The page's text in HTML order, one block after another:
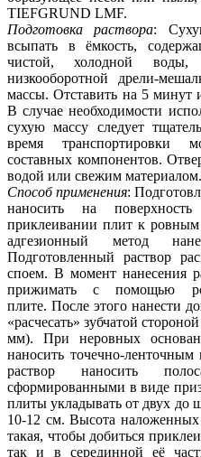
TIEFGRUND LMF.
Подготовка раствора:
всыпать в ёмкость,
чистой, холодной
низкооборотной дрели-
массы. Отставить на 5 минут
В случае необходимости
сухую массу следует
время транспортировки
составных компонентов.
водой или свежим материалом.
Способ применения:
наносить на
приклеивании плит к
адгезионный метод
Подготовленный раствор
споем. В момент нанесения
прижимать с помощью
плите. После этого нанести
«расчесать» зубчатой
мм). При неровных
наносить точечно-
раствор наносить
сформированными в виде
плиты укладывать от двух до
10-12 см. Высота
такая, чтобы добиться
так и в серединной её